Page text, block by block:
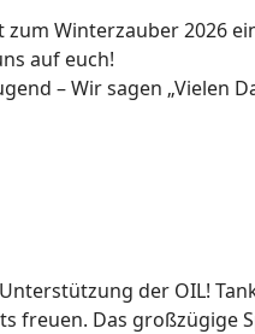
zum Winterzauber 2026
auf euch!
– Wir sagen „Vielen
der OIL!
freuen. Das großzügige